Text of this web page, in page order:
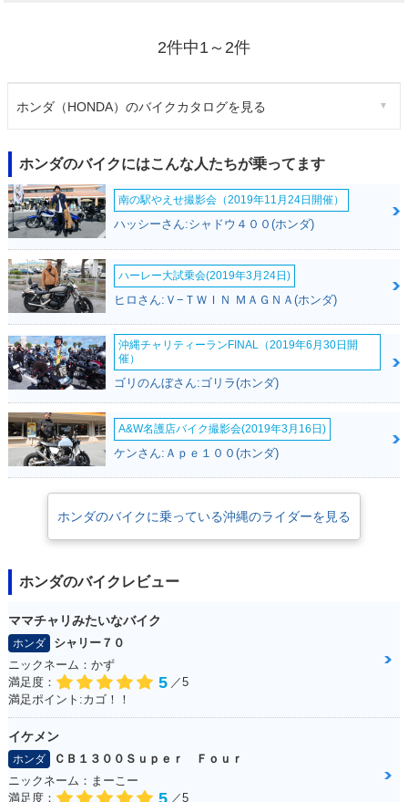
2件中1～2件
ホンダ（HONDA）のバイクカタログを見る
ホンダのバイクにはこんな人たちが乗ってます
南の駅やえせ撮影会（2019年11月24日開催）
ハッシーさん:シャドウ４００(ホンダ)
ハーレー大試乗会(2019年3月24日)
ヒロさん:Ｖ−ＴＷＩＮ ＭＡＧＮＡ(ホンダ)
沖縄チャリティーランFINAL（2019年6月30日開
催）
ゴリのんぼさん:ゴリラ(ホンダ)
A&W名護店バイク撮影会(2019年3月16日)
ケンさん:Ａｐｅ１００(ホンダ)
ホンダのバイクに乗っている沖縄のライダーを見る
ホンダのバイクレビュー
ママチャリみたいなバイク
ホンダ
シャリー７０
ニックネーム：かず
満足度：
5 ／5
満足ポイント:カゴ！！
イケメン
ホンダ
ＣＢ１３００Ｓｕｐｅｒ Ｆｏｕｒ
ニックネーム：まーこー
満足度：
／5